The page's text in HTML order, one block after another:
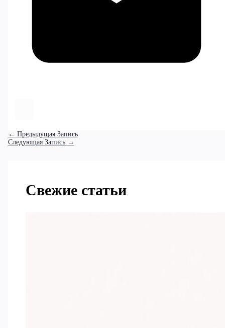
← Предыдущая Запись
Следующая Запись →
Свежие статьи